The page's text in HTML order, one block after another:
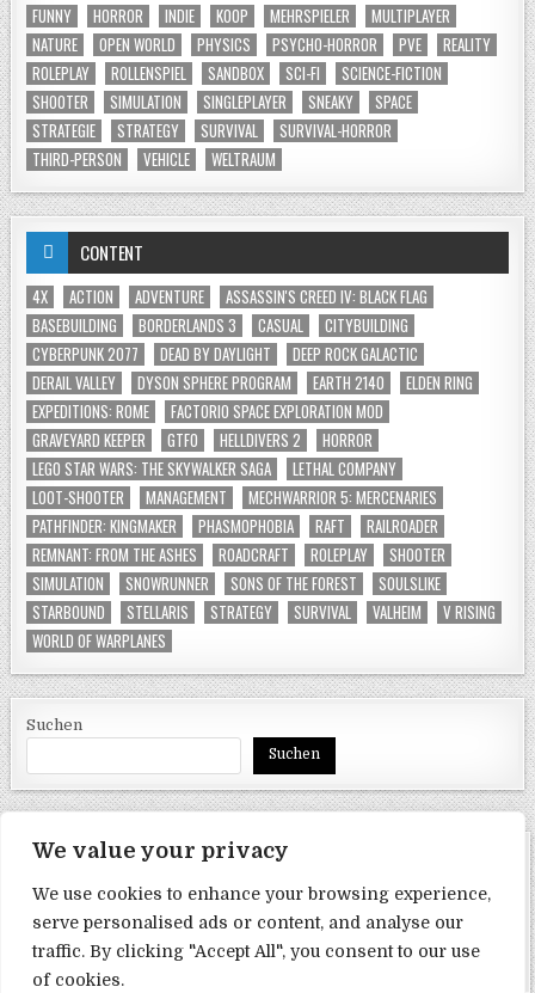
We value your privacy
We use cookies to enhance your browsing experience,
serve personalised ads or content, and analyse our
traffic. By clicking "Accept All", you consent to our use
of cookies.
FUNNY
HORROR INDIE KOOP MEHRSPIELER
MULTIPLAYER
NATURE
OPEN WORLD PHYSICS PSYCHO-HORROR PVE
REALITY
ROLEPLAY
ROLLENSPIEL SANDBOX SCI-FI
SCIENCE-FICTION
SHOOTER
SIMULATION SINGLEPLAYER SNEAKY
SPACE
STRATEGIE
STRATEGY SURVIVAL
SURVIVAL-HORROR
THIRD-PERSON
VEHICLE WELTRAUM
CONTENT
4X ACTION ADVENTURE
ASSASSIN'S CREED IV: BLACK FLAG
BASEBUILDING
BORDERLANDS 3 CASUAL
CITYBUILDING
CYBERPUNK 2077
DEAD BY DAYLIGHT
DEEP ROCK GALACTIC
DERAIL VALLEY
DYSON SPHERE PROGRAM EARTH 2140
ELDEN RING
EXPEDITIONS: ROME
FACTORIO SPACE EXPLORATION MOD
GRAVEYARD KEEPER
GTFO HELLDIVERS 2
HORROR
LEGO STAR WARS: THE SKYWALKER SAGA
LETHAL COMPANY
LOOT-SHOOTER
MANAGEMENT
MECHWARRIOR 5: MERCENARIES
PATHFINDER: KINGMAKER
PHASMOPHOBIA RAFT
RAILROADER
REMNANT: FROM THE ASHES
ROADCRAFT ROLEPLAY
SHOOTER
SIMULATION
SNOWRUNNER SONS OF THE FOREST
SOULSLIKE
STARBOUND
STELLARIS STRATEGY SURVIVAL VALHEIM
V RISING
WORLD OF WARPLANES
Suchen
Suchen
SEITEN
Datenschutzerklärung
Impressum